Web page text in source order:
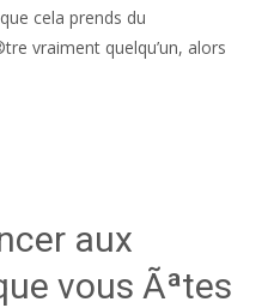
cela prends du
vraiment quelqu’un, alors
aux
vous Ãªtes